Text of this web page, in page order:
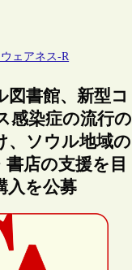
ェアネス-R
図書館、新型コ
感染症の流行の
、ソウル地域の
書店の支援を目
入を公募